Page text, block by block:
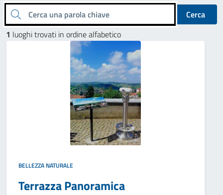
Cerca una parola chiave
Cerca
1 luoghi trovati in ordine alfabetico
BELLEZZA NATURALE
Terrazza Panoramica